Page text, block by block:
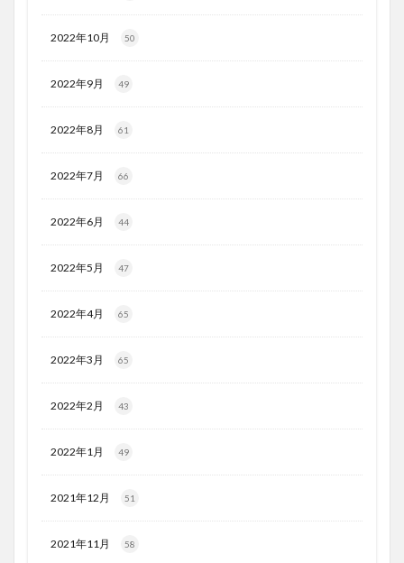
2022年10月 50
2022年9月 49
2022年8月 61
2022年7月 66
2022年6月 44
2022年5月 47
2022年4月 65
2022年3月 65
2022年2月 43
2022年1月 49
2021年12月 51
2021年11月 58